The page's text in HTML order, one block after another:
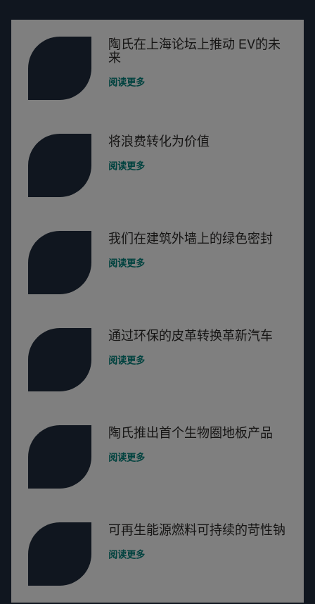
陶氏在上海论坛上推动 EV的未
来
阅读更多
将浪费转化为价值
阅读更多
我们在建筑外墙上的绿色密封
阅读更多
通过环保的皮革转换革新汽车
阅读更多
陶氏推出首个生物圈地板产品
阅读更多
可再生能源燃料可持续的苛性钠
阅读更多